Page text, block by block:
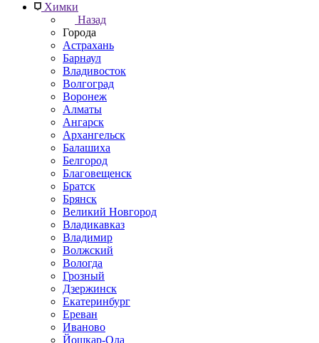
Химки
Назад
Города
Астрахань
Барнаул
Владивосток
Волгоград
Воронеж
Алматы
Ангарск
Архангельск
Балашиха
Белгород
Благовещенск
Братск
Брянск
Великий Новгород
Владикавказ
Владимир
Волжский
Вологда
Грозный
Дзержинск
Екатеринбург
Ереван
Иваново
Йошкар-Ола